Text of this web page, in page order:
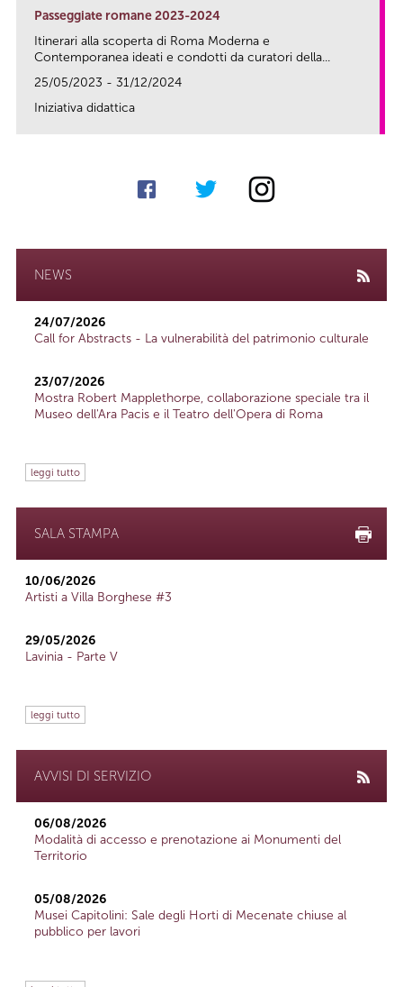
Passeggiate romane 2023-2024
Itinerari alla scoperta di Roma Moderna e
Contemporanea ideati e condotti da curatori della...
25/05/2023 - 31/12/2024
Iniziativa didattica
NEWS
24/07/2026
Call for Abstracts - La vulnerabilità del patrimonio culturale
23/07/2026
Mostra Robert Mapplethorpe, collaborazione speciale tra il
Museo dell'Ara Pacis e il Teatro dell'Opera di Roma
leggi tutto
SALA STAMPA
10/06/2026
Artisti a Villa Borghese #3
29/05/2026
Lavinia - Parte V
leggi tutto
AVVISI DI SERVIZIO
06/08/2026
Modalità di accesso e prenotazione ai Monumenti del
Territorio
05/08/2026
Musei Capitolini: Sale degli Horti di Mecenate chiuse al
pubblico per lavori